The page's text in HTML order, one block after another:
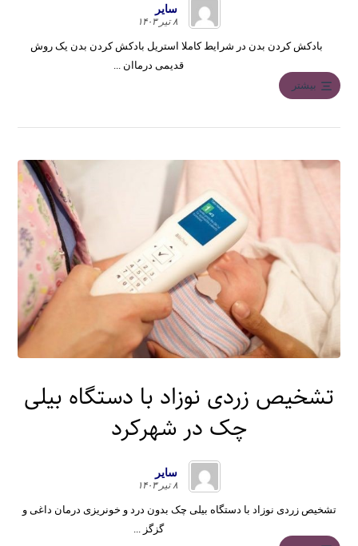
سایر
۸ تیر ۱۴۰۳
بادکش کردن بدن در شرایط کاملا استریل بادکش کردن بدن یک روش
قدیمی درماان ...
بیشتر
تشخیص زردی نوزاد با دستگاه بیلی
چک در شهرکرد
سایر
۸ تیر ۱۴۰۳
تشخیص زردی نوزاد با دستگاه بیلی چک بدون درد و خونریزی درمان داغی و
گزگز ...